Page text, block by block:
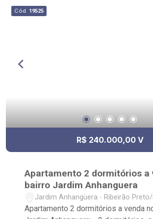
para Venda, Compra e Locação,
Ribeirão Imóveis - sede na Av.
Cód. 19525
R$ 240.000,00 V
Apartamento 2 dormitórios a
bairro Jardim Anhanguera
Jardim Anhangüera - Ribeirão Preto/
Apartamento 2 dormitórios a venda